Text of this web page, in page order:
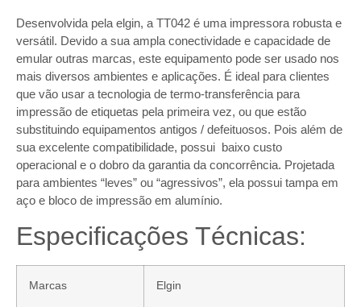
Desenvolvida pela elgin, a TT042 é uma impressora robusta e
versátil. Devido a sua ampla conectividade e capacidade de
emular outras marcas, este equipamento pode ser usado nos
mais diversos ambientes e aplicações. É ideal para clientes
que vão usar a tecnologia de termo-transferência para
impressão de etiquetas pela primeira vez, ou que estão
substituindo equipamentos antigos / defeituosos. Pois além de
sua excelente compatibilidade, possui baixo custo
operacional e o dobro da garantia da concorrência. Projetada
para ambientes “leves” ou “agressivos”, ela possui tampa em
aço e bloco de impressão em alumínio.
Especificações Técnicas:
Marcas Elgin